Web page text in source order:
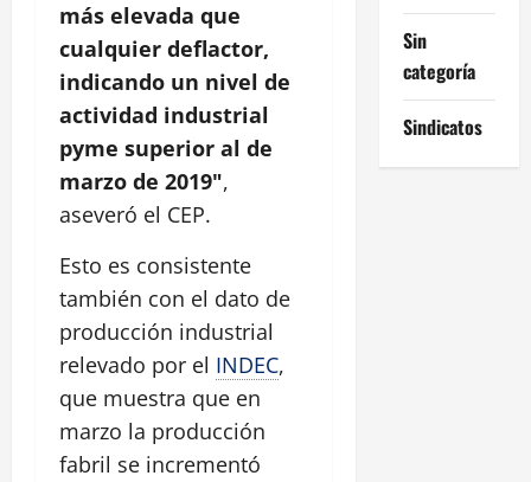
más elevada que
cualquier deflactor,
indicando un nivel de
actividad industrial
pyme superior al de
marzo de 2019",
aseveró el CEP.
Esto es consistente
también con el dato de
producción industrial
relevado por el INDEC,
que muestra que en
marzo la producción
fabril se incrementó
Sin
categoría
Sindicatos